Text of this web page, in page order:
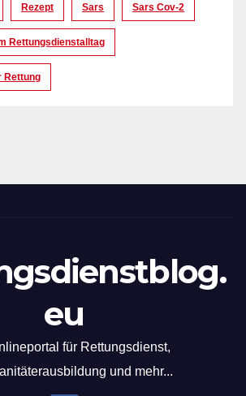
Rezept Sars Sars Cov-2
Rettungsdienstalltag
Rettung
eu
für Rettungsdienst,
und mehr...